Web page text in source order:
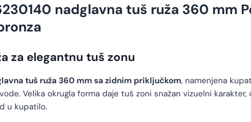
nadglavna tuš ruža 360 mm
za elegantnu tuš zonu
tuš ruža 360 mm sa zidnim priključkom, namenjena
Velika okrugla forma daje tuš zoni snažan vizuelni karakter,
u kupatilo.